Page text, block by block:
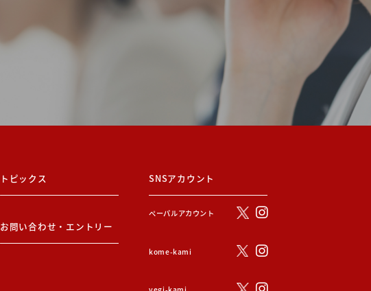
トピックス
お問い合わせ・エントリー
SNSアカウント
ぺーパルアカウント
kome-kami